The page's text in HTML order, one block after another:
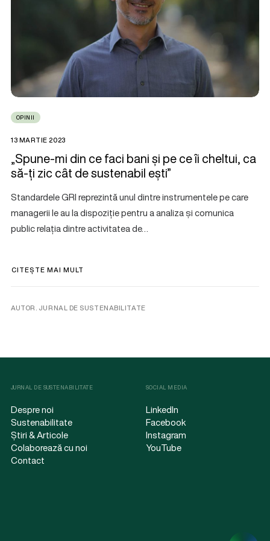
OPINII
13 MARTIE 2023
„Spune-mi din ce faci bani și pe ce îi cheltui, ca
să-ți zic cât de sustenabil ești”
Standardele GRI reprezintă unul dintre instrumentele pe care
managerii le au la dispoziție pentru a analiza și comunica
public relația dintre activitatea de…
CITEȘTE MAI MULT
AUTOR. JURNAL DE SUSTENABILITATE
JURNAL DE SUSTENABILITATE
Despre noi
Sustenabilitate
Știri & Articole
Colaborează cu noi
Contact
SOCIAL MEDIA
LinkedIn
Facebook
Instagram
YouTube